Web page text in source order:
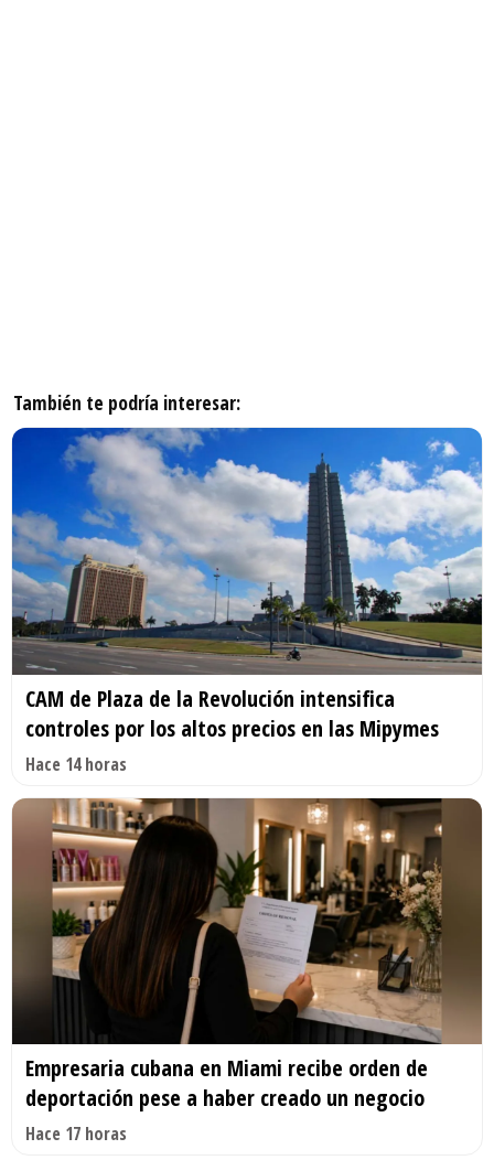
También te podría interesar:
CAM de Plaza de la Revolución intensifica
controles por los altos precios en las Mipymes
Hace 14 horas
Empresaria cubana en Miami recibe orden de
deportación pese a haber creado un negocio
Hace 17 horas